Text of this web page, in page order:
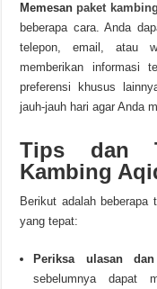
Memesan paket
beberapa cara. Anda
telepon, email, atau
memberikan informasi
preferensi khusus
jauh-jauh hari agar Anda
Tips dan
Kambing
Berikut adalah beberapa
yang tepat:
Periksa ulasan dan
sebelumnya dapat